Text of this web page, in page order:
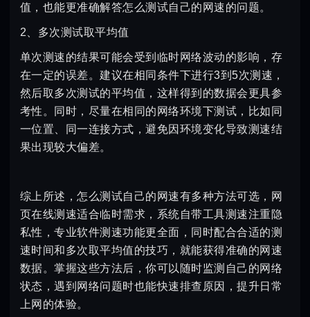
值，也能更准确解答怎么测试自己的网速的问题。
2、多次测试取平均值
单次测速的结果可能会受到临时网络波动的影响，存
在一定的误差。建议在相同条件下进行3到5次测速，
然后取多次测试的平均值，这样得到的数据会更具参
考性。同时，尽量在相同的网络环境下测试，比如同
一位置、同一连接方式，避免因环境变化导致测速结
果出现较大偏差。
综上所述，怎么测试自己的网速有多种方法可选，网
页在线测速适合临时需求，系统自带工具测速注重隐
私性，专业软件测速功能更全面，同时配合合适的测
速时间和多次取平均值的技巧，就能获得准确的网速
数据。掌握这些方法后，你可以随时监测自己的网络
状态，遇到网络问题时也能快速排查原因，提升日常
上网的体验。